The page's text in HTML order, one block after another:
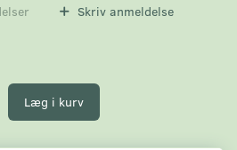
Skriv anmeldelse
Læg i kurv